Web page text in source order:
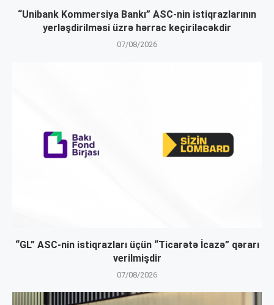
“Unibank Kommersiya Bankı” ASC-nin istiqrazlarının
yerləşdirilməsi üzrə hərrac keçiriləcəkdir
07/08/2026
“GL” ASC-nin istiqrazları üçün “Ticarətə İcazə” qərarı
verilmişdir
07/08/2026